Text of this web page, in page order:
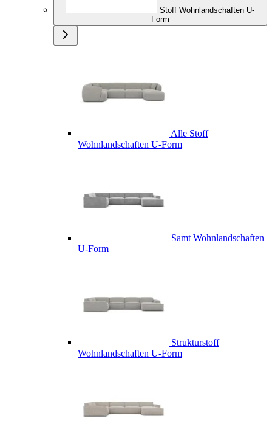
Stoff Wohnlandschaften U-
Form
Alle Stoff
Wohnlandschaften U-Form
Samt Wohnlandschaften
U-Form
Strukturstoff
Wohnlandschaften U-Form